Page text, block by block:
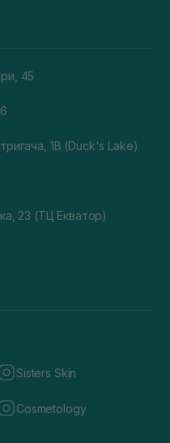
45
1В (Duck's Lake)
23 (ТЦ Екватор)
Sisters Skin
Cosmetology